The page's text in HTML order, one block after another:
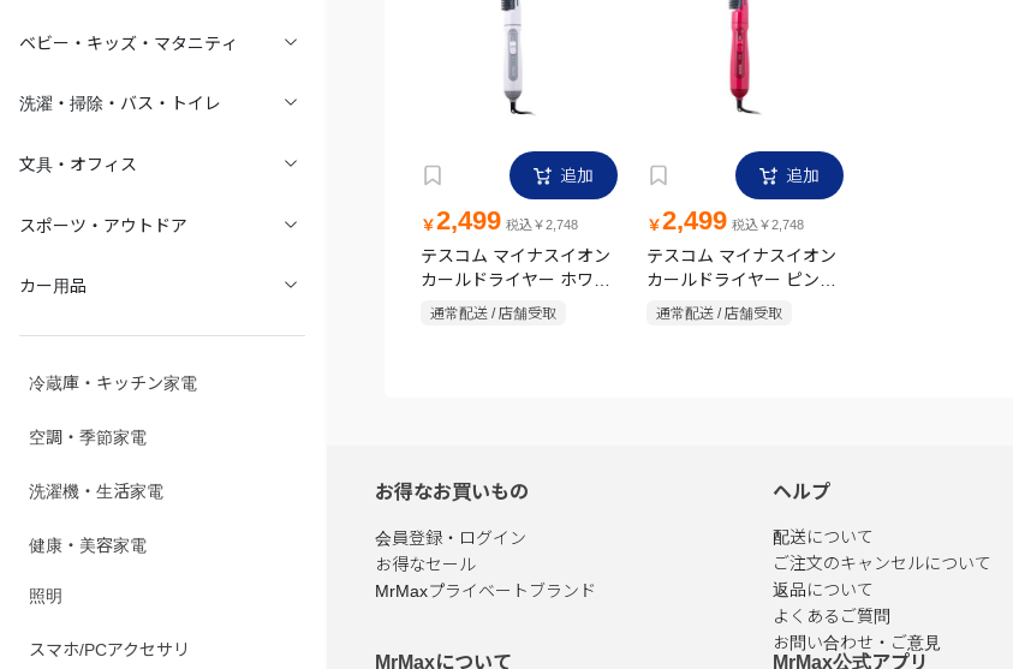
ベビー・キッズ・マタニティ
洗濯・掃除・バス・トイレ
文具・オフィス
スポーツ・アウトドア
カー用品
冷蔵庫・キッチン家電
空調・季節家電
洗濯機・生活家電
照明
スマホ/PCアクセサリ
追加
￥2,499 税込￥2,748
テスコム マイナスイオン
カールドライヤー ホワイ
ト TC200B-W
通常配送 / 店舗受取
追加
￥2,499 税込￥2,748
テスコム マイナスイオン
カールドライヤー ピンク
通常配送 / 店舗受取
お得なお買いもの
会員登録・ログイン
お得なセール
MrMaxプライベートブランド
ヘルプ
配送について
ご注文のキャンセルについて
返品について
よくあるご質問
お問い合わせ・ご意見
MrMaxについて MrMax公式アプリ